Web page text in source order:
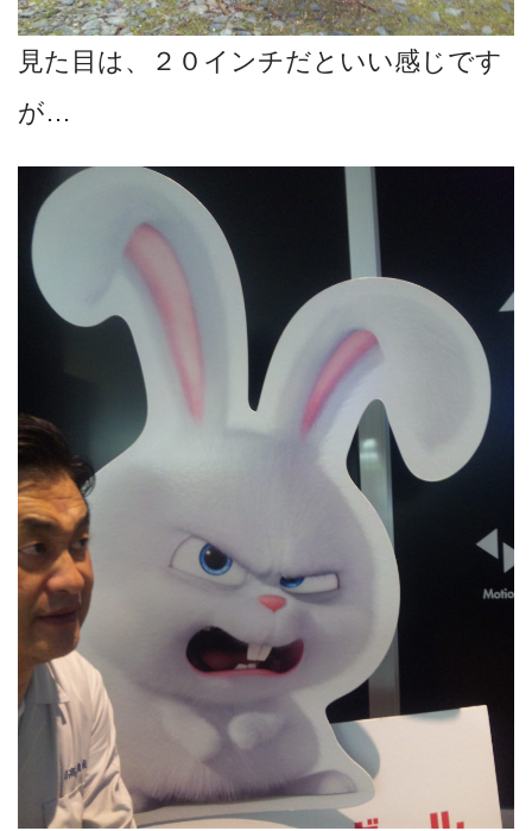
見た目は、２０インチだといい感じです
が…